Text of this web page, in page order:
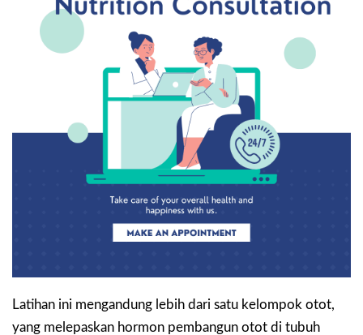
Latihan ini mengandung lebih dari satu kelompok otot,
yang melepaskan hormon pembangun otot di tubuh